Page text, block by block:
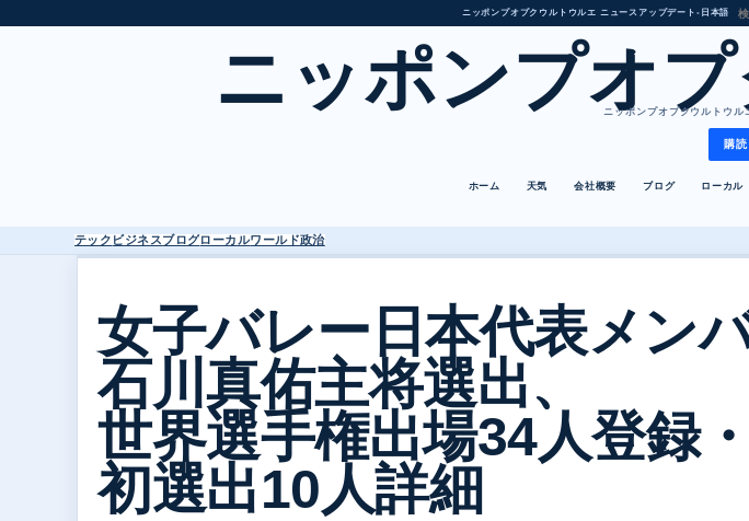
ニッポンプオプクウルトウルエ ニュースアップデート • 日本語
ニッポンプオニッポンプオプクウルトウル
購読
ホーム 天気 会社概要 ブログ ローカル
テック ビジネスブログローカルワールド政治
女子バレー日本代表メン
石川真佑主将選出、
世界選手権出場34人登録・
初選出10人詳細